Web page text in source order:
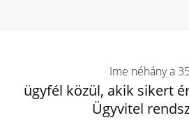
Ime néhány a
ügyfél közül, akik sikert
Ügyvitel